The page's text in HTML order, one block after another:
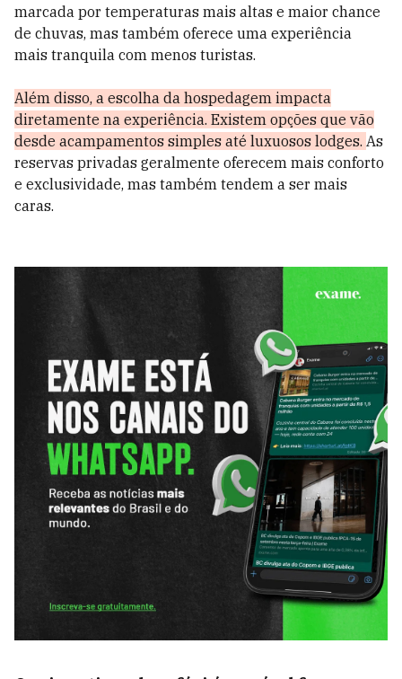
marcada por temperaturas mais altas e maior chance
de chuvas, mas também oferece uma experiência
mais tranquila com menos turistas.
Além disso, a escolha da hospedagem impacta
diretamente na experiência. Existem opções que vão
desde acampamentos simples até luxuosos lodges. As
reservas privadas geralmente oferecem mais conforto
e exclusividade, mas também tendem a ser mais
caras.